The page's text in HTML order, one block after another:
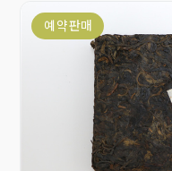
특유의 풍격을 제대로
조화롭고 침샘 분비가
느낌이 남고, 남조 특
지속됩니다. 차를 우려
쓴맛은 깔끔하게 사라
수 있는 횟수가 많아
반장오채를 블렌딩하
음용과 소장 모두 적합
예약판매